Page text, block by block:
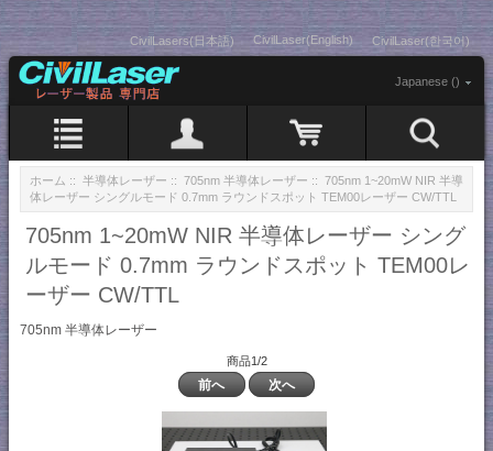
CivilLasers(日本語) CivilLaser(English) CivilLaser(한국어)
Japanese ()
ホーム :: 半導体レーザー :: 705nm 半導体レーザー :: 705nm 1~20mW NIR 半導
体レーザー シングルモード 0.7mm ラウンドスポット TEM00レーザー CW/TTL
705nm 1~20mW NIR 半導体レーザー シング
ルモード 0.7mm ラウンドスポット TEM00レ
ーザー CW/TTL
705nm 半導体レーザー
商品1/2
前へ 次へ